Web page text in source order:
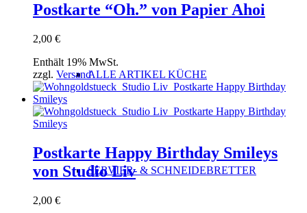
ALLE ARTIKEL KÜCHE
SERVIER- & SCHNEIDEBRETTER
Postkarte “Oh.” von Papier Ahoi
2,00 €
Enthält 19% MwSt.
zzgl. Versand
Postkarte Happy Birthday Smileys
von Studio Liv
2,00 €